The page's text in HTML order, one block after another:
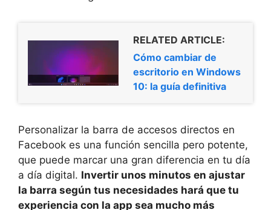
RELATED ARTICLE:
Cómo cambiar de
escritorio en Windows
10: la guía definitiva
Personalizar la barra de accesos directos en
Facebook es una función sencilla pero potente,
que puede marcar una gran diferencia en tu día
a día digital. Invertir unos minutos en ajustar
la barra según tus necesidades hará que tu
experiencia con la app sea mucho más